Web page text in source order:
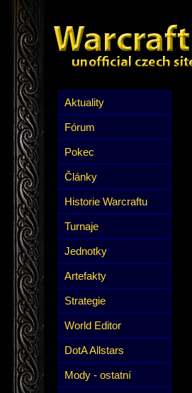
Aktuality
Fórum
Pokec
Články
Historie Warcraftu
Turnaje
Jednotky
Artefakty
Strategie
World Editor
DotA Allstars
Mody - ostatní